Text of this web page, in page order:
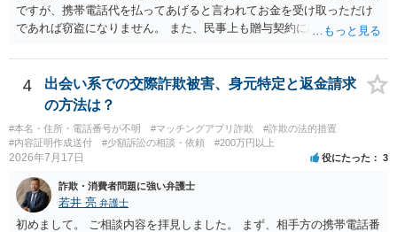
ですが、携帯電話代を払ってあげると言われてお金を受け取っただけ
であれば窃盗になりません。 また、民事上も贈与契約に該当すると思
ず、可能であればブロックをするようにしてください。 ご不安であれ
ば、最寄りの警察署に相談をしても良いかもしれません。 以上、ご参
考になれば幸いです。
4
出会い系での交際詐欺被害、身元特定と返金請求
の方法は？
#本名・住所・電話番号が不明 #マッチングアプリ詐欺
#詐欺の法的措置
#内容証明作成送付
#少額訴訟の相談・依頼 #200万円以上
2026年7月17日 役にたった 3
詐欺・消費者問題に強い弁護士
若井 亮 弁護士
初めまして。 ご相談内容を拝見しました。 まず、相手方の携帯電話番